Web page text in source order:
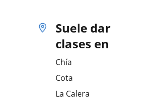
Suele dar
clases en
Chía
Cota
La Calera